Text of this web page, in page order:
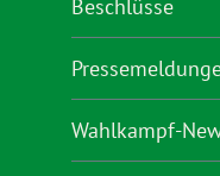
Beschlüsse
Wahlkampf-